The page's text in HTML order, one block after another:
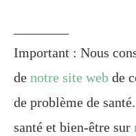
Important : Nous
de notre site web de
de problème de
santé et bien-être sur